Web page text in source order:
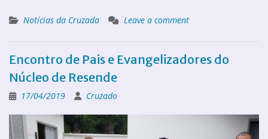
Notícias da Cruzada Leave a comment
Encontro de Pais e Evangelizadores do
Núcleo de Resende
17/04/2019 Cruzado